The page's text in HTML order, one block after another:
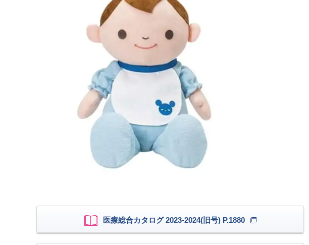
医療総合カタログ 2023-2024(旧号) P.1880